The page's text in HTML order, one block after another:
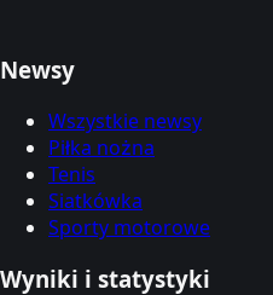
Newsy
Wszystkie newsy
Piłka nożna
Tenis
Siatkówka
Sporty motorowe
Wyniki i statystyki